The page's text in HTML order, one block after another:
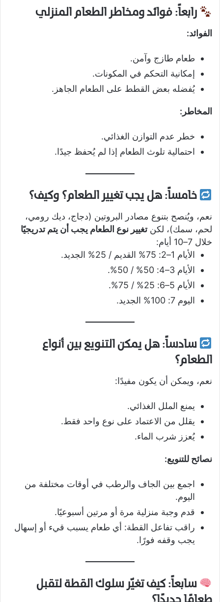
رابعاً: فوائد ومخاطر الطعام المنزلي
الفوائد:
طعام طازج وآمن.
إمكانية التحكم في المكونات.
يُفضله بعض القطط على الطعام الجاهز.
المخاطر:
خطر عدم التوازن الغذائي.
احتمالية تلوث الطعام إذا لم يُحفظ جيدًا.
خامساً: هل يجب تغيير الطعام؟ وكيف؟
نعم، ويُنصح بتنوع مصادر البروتين (دجاج، ديك رومي،
لحم، سمك)، لكنتغيير نوع الطعام يجب أن يتم تدريجيًا
خلال 7–10 أيام:
الأيام 1–2: 75% القديم / 25% الجديد.
الأيام 3–4: 50% / 50%.
الأيام 5–6: 25% / 75%.
اليوم 7: 100% الجديد.
سادساً: هل يمكن التنويع بين أنواع
الطعام؟
نعم، ويمكن أن يكون مفيدًا:
يمنع الملل الغذائي.
يقلل من الاعتماد على نوع واحد فقط.
يُعزز شرب الماء.
نصائح للتنويع:
اجمع بين الجاف والرطب في أوقات مختلفة من
اليوم.
قدم وجبة منزلية مرة أو مرتين أسبوعيًا.
راقب تفاعل القطة: أي طعام يسبب قيء أو إسهال
يجب وقفه فورًا.
سابعاً: كيف تغيّر سلوك القطة لتقبل